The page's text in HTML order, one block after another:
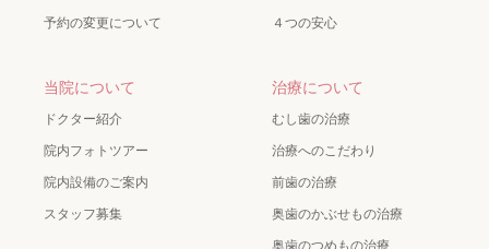
予約の変更について ４つの安心
当院について
ドクター紹介
院内フォトツアー
院内設備のご案内
スタッフ募集
治療について
むし歯の治療
治療へのこだわり
前歯の治療
奥歯のかぶせもの治療
奥歯のつめもの治療